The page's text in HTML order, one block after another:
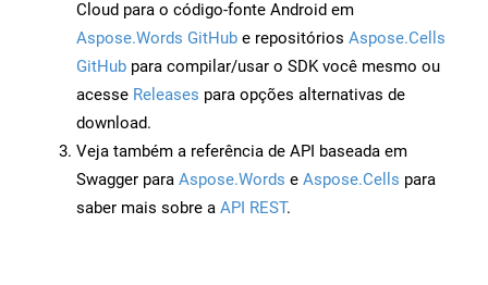
Cloud para o código-fonte Android em
Aspose.Words GitHub e repositórios Aspose.Cells
GitHub para compilar/usar o SDK você mesmo ou
acesse Releases para opções alternativas de
download.
Veja também a referência de API baseada em
Swagger para Aspose.Words e Aspose.Cells para
saber mais sobre a API REST.